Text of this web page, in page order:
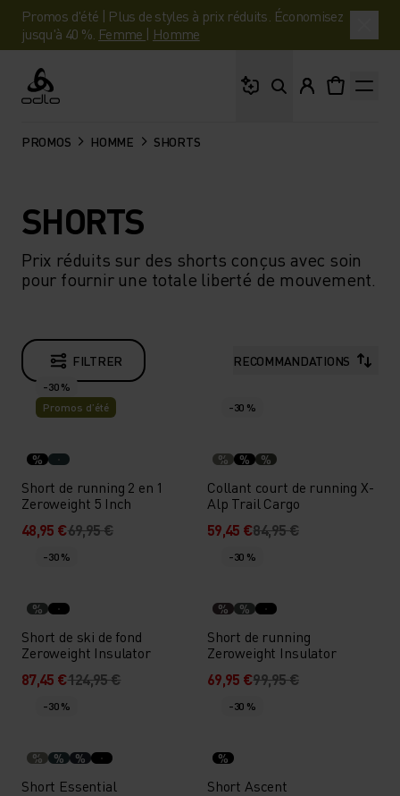
Promos d'été | Plus de styles à prix réduits. Économisez
jusqu'à 40 %. Femme | Homme
Odlo
PROMOS HOMME SHORTS
SHORTS
Prix réduits sur des shorts conçus avec soin
pour fournir une totale liberté de mouvement.
FILTRER RECOMMANDATIONS
-30 %
Promos d’été
%
Short de running 2 en 1
Zeroweight 5 Inch
48,95 €69,95 €
-30 %
% % %
Collant court de running X-
Alp Trail Cargo
59,45 €84,95 €
-30 %
%
Short de ski de fond
Zeroweight Insulator
87,45 €124,95 €
-30 %
% %
Short de running
Zeroweight Insulator
69,95 €99,95 €
-30 %
% % %
Short Essential
-30 %
%
Short Ascent